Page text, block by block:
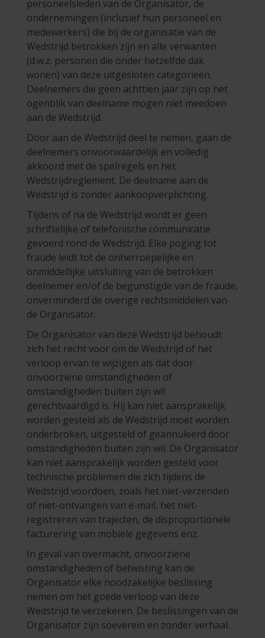
personeelsleden van de Organisator, de
ondernemingen (inclusief hun personeel en
medewerkers) die bij de organisatie van de
Wedstrijd betrokken zijn en alle verwanten
(d.w.z. personen die onder hetzelfde dak
wonen) van deze uitgesloten categorieën.
Deelnemers die geen achttien jaar zijn op het
ogenblik van deelname mogen niet meedoen
aan de Wedstrijd.
Door aan de Wedstrijd deel te nemen, gaan de
deelnemers onvoorwaardelijk en volledig
akkoord met de spelregels en het
Wedstrijdreglement. De deelname aan de
Wedstrijd is zonder aankoopverplichting.
Tijdens of na de Wedstrijd wordt er geen
schriftelijke of telefonische communicatie
gevoerd rond de Wedstrijd. Elke poging tot
fraude leidt tot de onherroepelijke en
onmiddellijke uitsluiting van de betrokken
deelnemer en/of de begunstigde van de fraude,
onverminderd de overige rechtsmiddelen van
de Organisator.
De Organisator van deze Wedstrijd behoudt
zich het recht voor om de Wedstrijd of het
verloop ervan te wijzigen als dat door
onvoorziene omstandigheden of
omstandigheden buiten zijn wil
gerechtvaardigd is. Hij kan niet aansprakelijk
worden gesteld als de Wedstrijd moet worden
onderbroken, uitgesteld of geannuleerd door
omstandigheden buiten zijn wil. De Organisator
kan niet aansprakelijk worden gesteld voor
technische problemen die zich tijdens de
Wedstrijd voordoen, zoals het niet-verzenden
of niet-ontvangen van e-mail, het niet-
registreren van trajecten, de disproportionele
facturering van mobiele gegevens enz.
In geval van overmacht, onvoorziene
omstandigheden of betwisting kan de
Organisator elke noodzakelijke beslissing
nemen om het goede verloop van deze
Wedstrijd te verzekeren. De beslissingen van de
Organisator zijn soeverein en zonder verhaal.